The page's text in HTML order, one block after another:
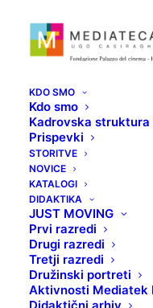
KDO SMO
Kdo smo
Kadrovska
Prispevki
STORITVE
NOVICE
KATALOGI
DIDAKTIKA
JUST MOVING
Prvi razredi
Drugi razredi
Tretji razredi
Družinski portreti
Aktivnosti Mediatek
Top